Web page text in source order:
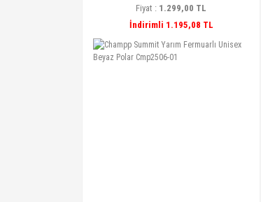
Fiyat : 1.299,00 TL
İndirimli 1.195,08 TL